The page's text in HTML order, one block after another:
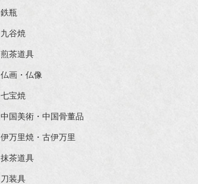
鉄瓶
九谷焼
煎茶道具
仏画・仏像
七宝焼
中国美術・中国骨董品
伊万里焼・古伊万里
抹茶道具
刀装具